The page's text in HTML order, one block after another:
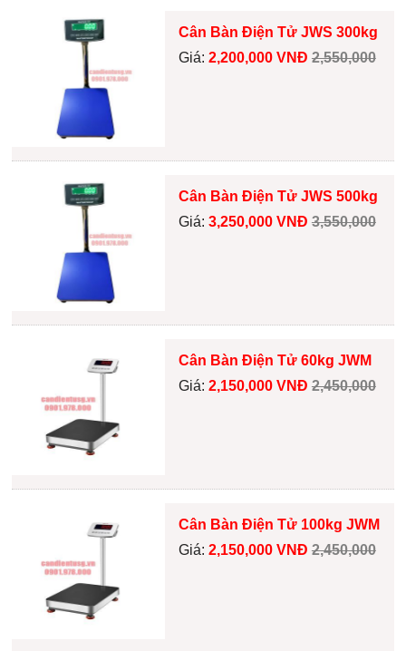
Cân Bàn Điện Tử JWS 300kg
Giá: 2,200,000 VNĐ 2,550,000
Cân Bàn Điện Tử JWS 500kg
Giá: 3,250,000 VNĐ 3,550,000
Cân Bàn Điện Tử 60kg JWM
Giá: 2,150,000 VNĐ 2,450,000
Cân Bàn Điện Tử 100kg JWM
Giá: 2,150,000 VNĐ 2,450,000